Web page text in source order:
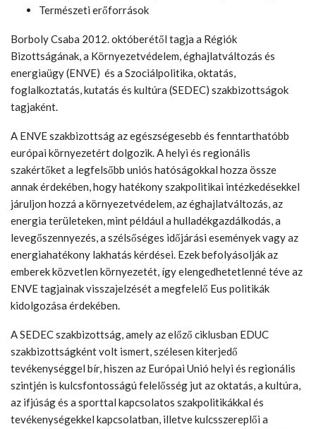
Természeti erőforrások
Borboly Csaba 2012. októberétől tagja a Régiók
Bizottságának, a Környezetvédelem, éghajlatváltozás és
energiaügy (ENVE) és a Szociálpolitika, oktatás,
foglalkoztatás, kutatás és kultúra (SEDEC) szakbizottságok
tagjaként.
A ENVE szakbizottság az egészségesebb és fenntarthatóbb
európai környezetért dolgozik. A helyi és regionális
szakértőket a legfelsőbb uniós hatóságokkal hozza össze
annak érdekében, hogy hatékony szakpolitikai intézkedésekkel
járuljon hozzá a környezetvédelem, az éghajlatváltozás, az
energia területeken, mint például a hulladékgazdálkodás, a
levegőszennyezés, a szélsőséges időjárási események vagy az
energiahatékony lakhatás kérdései. Ezek befolyásolják az
emberek közvetlen környezetét, így elengedhetetlenné téve az
ENVE tagjainak visszajelzését a megfelelő Eus politikák
kidolgozása érdekében.
A SEDEC szakbizottság, amely az előző ciklusban EDUC
szakbizottságként volt ismert, szélesen kiterjedő
tevékenységgel bír, hiszen az Európai Unió helyi és regionális
szintjén is kulcsfontosságú felelősség jut az oktatás, a kultúra,
az ifjúság és a sporttal kapcsolatos szakpolitikákkal és
tevékenységekkel kapcsolatban, illetve kulcsszereplői a